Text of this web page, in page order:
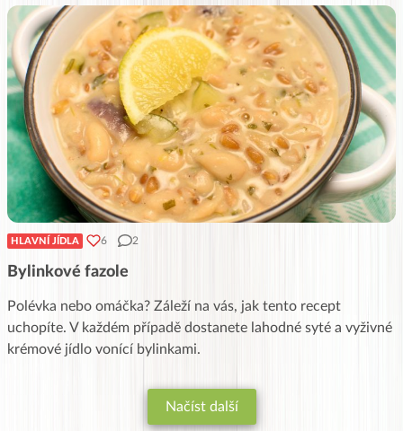
HLAVNÍ JÍDLA 6 2
Bylinkové fazole
Polévka nebo omáčka? Záleží na vás, jak tento recept
uchopíte. V každém případě dostanete lahodné syté a vyživné
krémové jídlo vonící bylinkami.
Načíst další